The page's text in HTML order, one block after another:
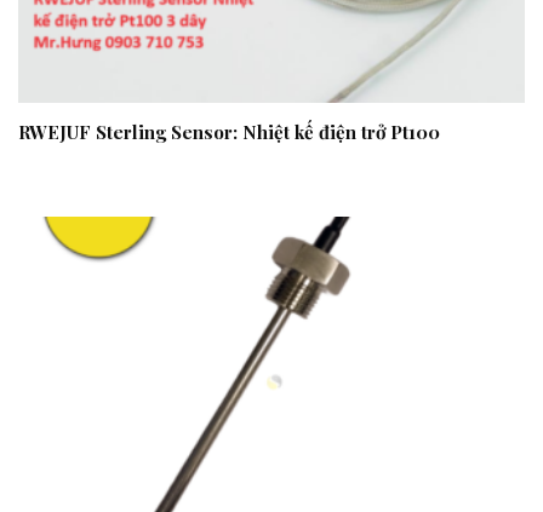
RWEJUF Sterling Sensor: Nhiệt kế điện trở Pt100